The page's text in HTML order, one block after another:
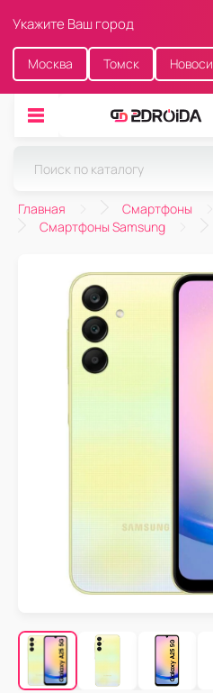
Укажите Ваш город
Москва Томск
Главная
Смартфоны
Смартфоны Samsung